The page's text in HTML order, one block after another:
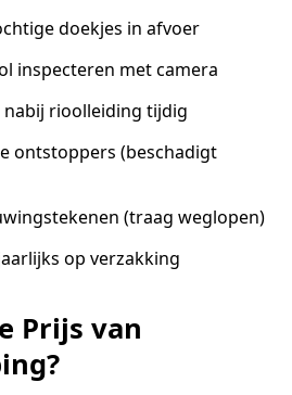
doekjes in afvoer
inspecteren met camera
rioolleiding tijdig
ontstoppers (beschadigt
(traag weglopen)
op verzakking
Prijs van